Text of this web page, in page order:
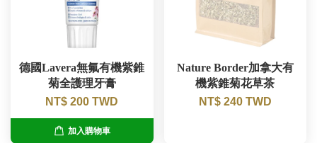
德國Lavera無氟有機紫錐
菊全護理牙膏
NT$ 200 TWD
加入購物車
Nature Border加拿大有
機紫錐菊花草茶
NT$ 240 TWD